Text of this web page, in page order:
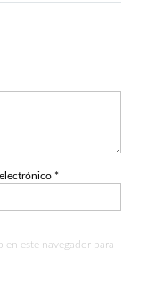
*
este navegador para